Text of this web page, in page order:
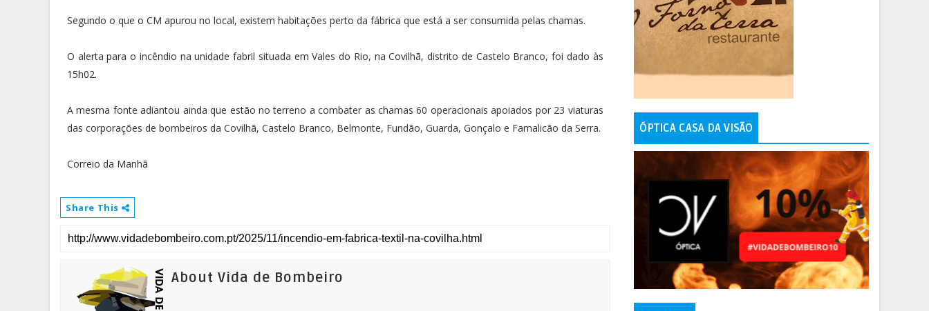
Segundo o que o CM apurou no local, existem habitações perto da fábrica que está a ser consumida pelas chamas.
O alerta para o incêndio na unidade fabril situada em Vales do Rio, na Covilhã, distrito de Castelo Branco, foi dado às
15h02.
A mesma fonte adiantou ainda que estão no terreno a combater as chamas 60 operacionais apoiados por 23 viaturas
das corporações de bombeiros da Covilhã, Castelo Branco, Belmonte, Fundão, Guarda, Gonçalo e Famalicão da Serra.
Correio da Manhã
Share This
About Vida de Bombeiro
ÓPTICA CASA DA VISÃO